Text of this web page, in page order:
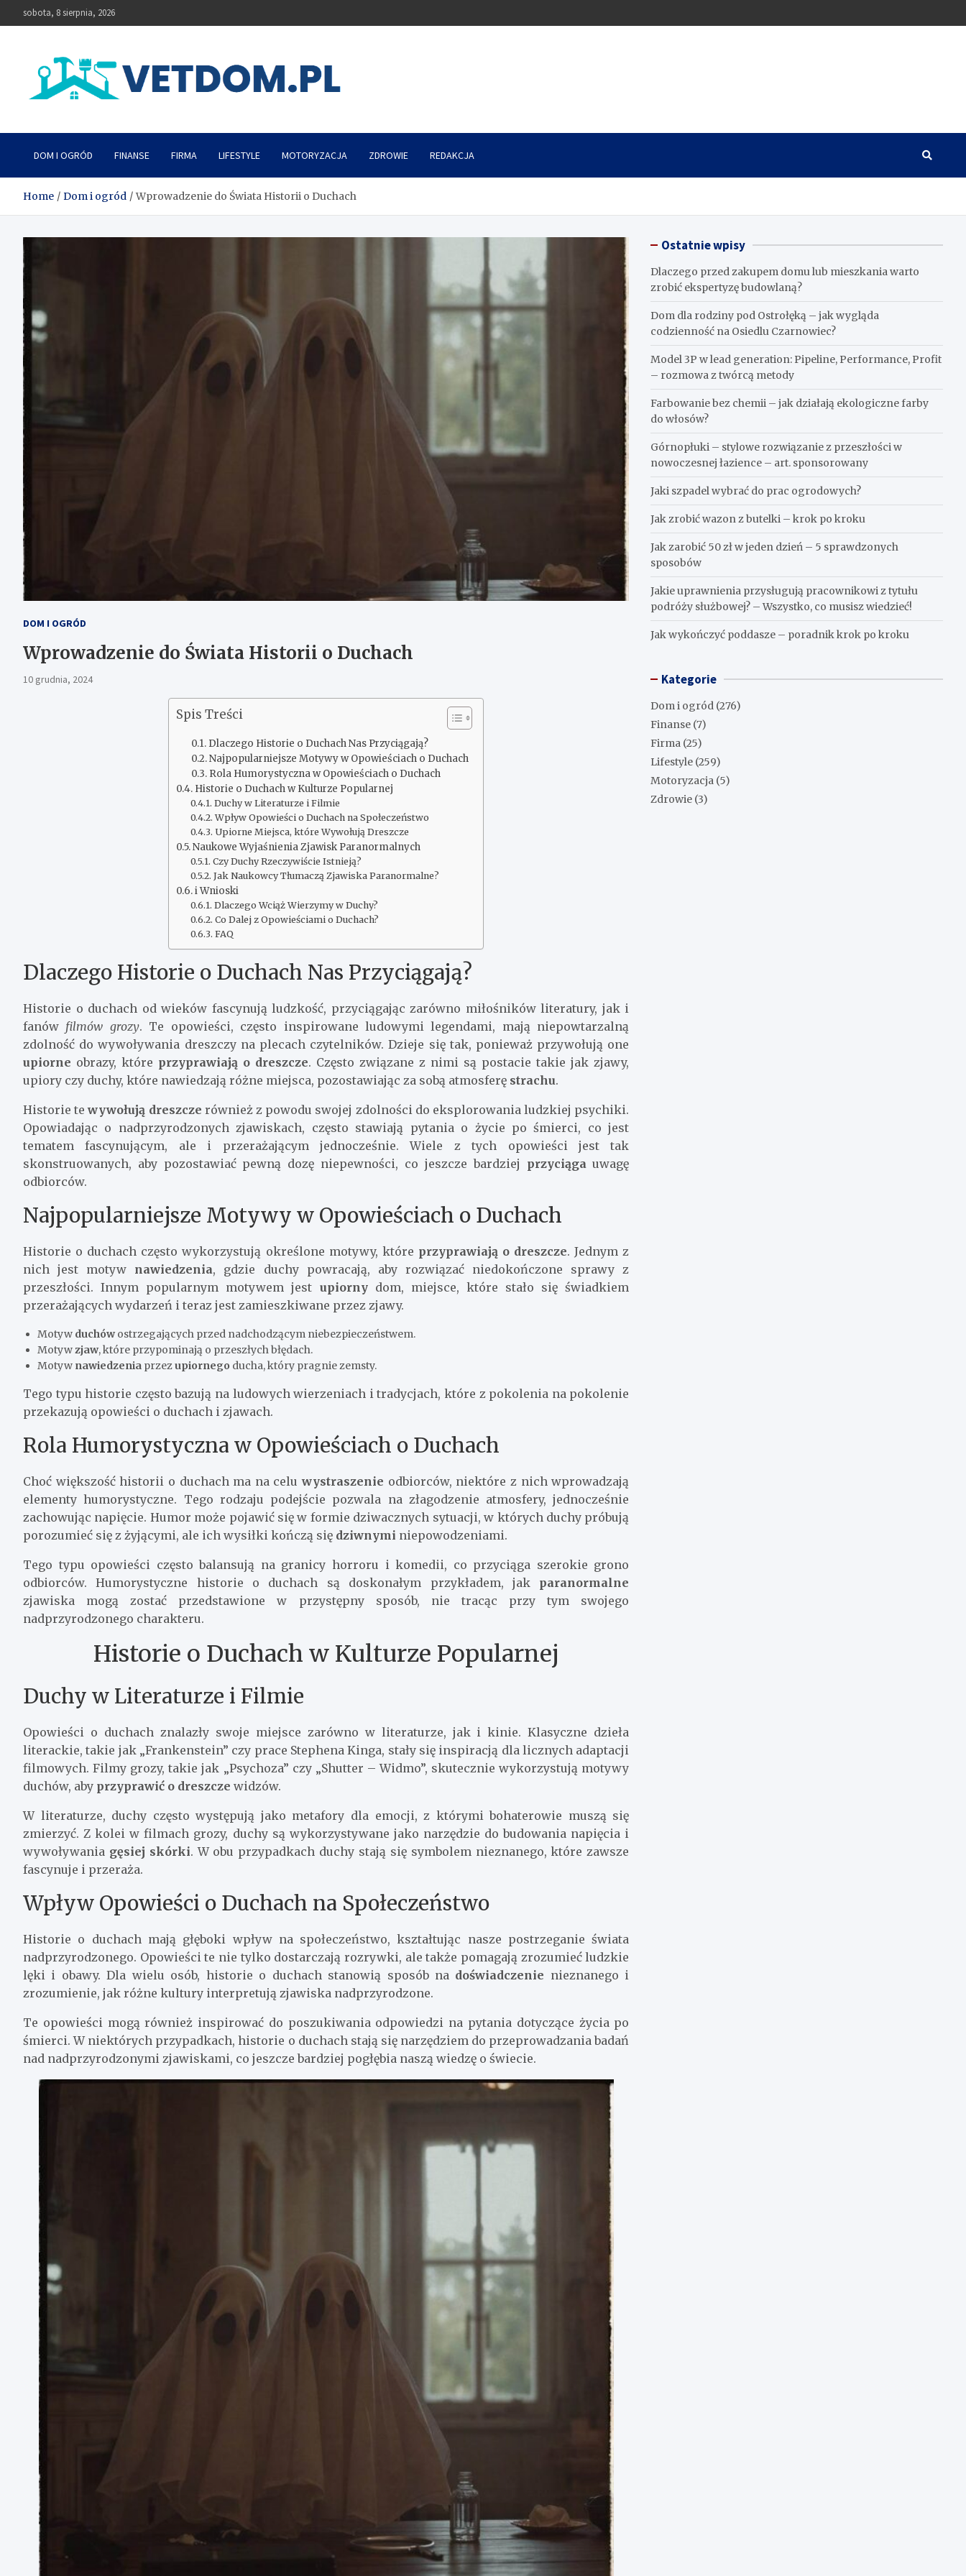
to
sobota, 8 sierpnia, 2026
Vetdom
DOM I OGRÓD FINANSE FIRMA LIFESTYLE MOTORYZACJA ZDROWIE REDAKCJA
Home Dom i ogród Wprowadzenie do Świata Historii o Duchach
DOM I OGRÓD
Wprowadzenie do Świata Historii o Duchach
10 grudnia, 2024
Spis Treści
Dlaczego Historie o Duchach Nas Przyciągają?
Najpopularniejsze Motywy w Opowieściach o Duchach
Rola Humorystyczna w Opowieściach o Duchach
Historie o Duchach w Kulturze Popularnej
Duchy w Literaturze i Filmie
Wpływ Opowieści o Duchach na Społeczeństwo
Upiorne Miejsca, które Wywołują Dreszcze
Naukowe Wyjaśnienia Zjawisk Paranormalnych
Czy Duchy Rzeczywiście Istnieją?
Jak Naukowcy Tłumaczą Zjawiska Paranormalne?
i Wnioski
Dlaczego Wciąż Wierzymy w Duchy?
Co Dalej z Opowieściami o Duchach?
FAQ
Dlaczego Historie o Duchach Nas Przyciągają?
Historie o duchach od wieków fascynują ludzkość, przyciągając zarówno miłośników literatury, jak i
fanów filmów grozy. Te opowieści, często inspirowane ludowymi legendami, mają niepowtarzalną
zdolność do wywoływania dreszczy na plecach czytelników. Dzieje się tak, ponieważ przywołują one
upiorne obrazy, które przyprawiają o dreszcze. Często związane z nimi są postacie takie jak zjawy,
upiory czy duchy, które nawiedzają różne miejsca, pozostawiając za sobą atmosferę strachu.
Historie tewywołują dreszcze również z powodu swojej zdolności do eksplorowania ludzkiej psychiki.
Opowiadając o nadprzyrodzonych zjawiskach, często stawiają pytania o życie po śmierci, co jest
tematem fascynującym, ale i przerażającym jednocześnie. Wiele z tych opowieści jest tak
skonstruowanych, aby pozostawiać pewną dozę niepewności, co jeszcze bardziej przyciąga uwagę
odbiorców.
Najpopularniejsze Motywy w Opowieściach o Duchach
Historie o duchach często wykorzystują określone motywy, które przyprawiają o dreszcze. Jednym z
nich jest motyw nawiedzenia, gdzie duchy powracają, aby rozwiązać niedokończone sprawy z
przeszłości. Innym popularnym motywem jest upiornydom, miejsce, które stało się świadkiem
przerażających wydarzeń i teraz jest zamieszkiwane przez zjawy.
Motyw duchówostrzegających przed nadchodzącym niebezpieczeństwem.
Motywzjaw, które przypominają o przeszłych błędach.
Motyw nawiedzenia przezupiornego ducha, który pragnie zemsty.
Tego typu historie często bazują na ludowych wierzeniach i tradycjach, które z pokolenia na pokolenie
przekazują opowieści o duchach i zjawach.
Rola Humorystyczna w Opowieściach o Duchach
Choć większość historii o duchach ma na celuwystraszenie odbiorców, niektóre z nich wprowadzają
elementy humorystyczne. Tego rodzaju podejście pozwala na złagodzenie atmosfery, jednocześnie
zachowując napięcie. Humor może pojawić się w formie dziwacznych sytuacji, w których duchy próbują
porozumieć się z żyjącymi, ale ich wysiłki kończą się dziwnymi niepowodzeniami.
Tego typu opowieści często balansują na granicy horroru i komedii, co przyciąga szerokie grono
odbiorców. Humorystyczne historie o duchach są doskonałym przykładem, jak paranormalne
zjawiska mogą zostać przedstawione w przystępny sposób, nie tracąc przy tym swojego
nadprzyrodzonego charakteru.
Historie o Duchach w Kulturze Popularnej
Duchy w Literaturze i Filmie
Opowieści o duchach znalazły swoje miejsce zarówno w literaturze, jak i kinie. Klasyczne dzieła
literackie, takie jak „Frankenstein” czy prace Stephena Kinga, stały się inspiracją dla licznych adaptacji
filmowych. Filmy grozy, takie jak „Psychoza” czy „Shutter – Widmo”, skutecznie wykorzystują motywy
duchów, aby przyprawić o dreszcze widzów.
W literaturze, duchy często występują jako metafory dla emocji, z którymi bohaterowie muszą się
zmierzyć. Z kolei w filmach grozy, duchy są wykorzystywane jako narzędzie do budowania napięcia i
wywoływania gęsiej skórki. W obu przypadkach duchy stają się symbolem nieznanego, które zawsze
fascynuje i przeraża.
Wpływ Opowieści o Duchach na Społeczeństwo
Historie o duchach mają głęboki wpływ na społeczeństwo, kształtując nasze postrzeganie świata
nadprzyrodzonego. Opowieści te nie tylko dostarczają rozrywki, ale także pomagają zrozumieć ludzkie
lęki i obawy. Dla wielu osób, historie o duchach stanowią sposób na doświadczenie nieznanego i
zrozumienie, jak różne kultury interpretują zjawiska nadprzyrodzone.
Te opowieści mogą również inspirować do poszukiwania odpowiedzi na pytania dotyczące życia po
śmierci. W niektórych przypadkach, historie o duchach stają się narzędziem do przeprowadzania badań
nad nadprzyrodzonymi zjawiskami, co jeszcze bardziej pogłębia naszą wiedzę o świecie.
Ostatnie wpisy
Dlaczego przed zakupem domu lub mieszkania warto
zrobić ekspertyzę budowlaną?
Dom dla rodziny pod Ostrołęką – jak wygląda
codzienność na Osiedlu Czarnowiec?
Model 3P w lead generation: Pipeline, Performance, Profit
– rozmowa z twórcą metody
Farbowanie bez chemii – jak działają ekologiczne farby
do włosów?
Górnopłuki – stylowe rozwiązanie z przeszłości w
nowoczesnej łazience – art. sponsorowany
Jaki szpadel wybrać do prac ogrodowych?
Jak zrobić wazon z butelki – krok po kroku
Jak zarobić 50 zł w jeden dzień – 5 sprawdzonych
sposobów
Jakie uprawnienia przysługują pracownikowi z tytułu
podróży służbowej? – Wszystko, co musisz wiedzieć!
Jak wykończyć poddasze – poradnik krok po kroku
Kategorie
Dom i ogród (276)
Finanse (7)
Firma (25)
Lifestyle (259)
Motoryzacja (5)
Zdrowie (3)